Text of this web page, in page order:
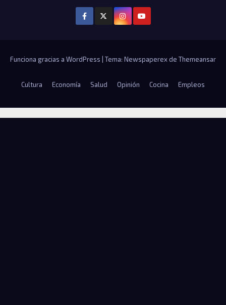
Funciona gracias a WordPress Tema: Newspaperex de Themeansar
Cultura Economía Salud Opinión Cocina Empleos